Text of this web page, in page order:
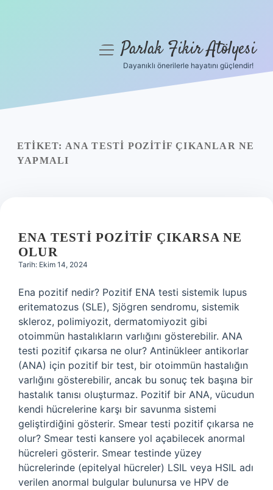
Yasal Uyarı
menüyüParlak Fikir Atölyesi
Dayanıklı önerilerle hayatını güçlendir!
ETIKET: ANA TESTI POZITIF ÇIKANLAR NE
YAPMALI
ENA TESTI POZITIF ÇIKARSA NE
OLUR
Tarih: Ekim 14, 2024
Ena pozitif nedir? Pozitif ENA testi sistemik lupus
eritematozus (SLE), Sjögren sendromu, sistemik
skleroz, polimiyozit, dermatomiyozit gibi
otoimmün hastalıkların varlığını gösterebilir. ANA
testi pozitif çıkarsa ne olur? Antinükleer antikorlar
(ANA) için pozitif bir test, bir otoimmün hastalığın
varlığını gösterebilir, ancak bu sonuç tek başına bir
hastalık tanısı oluşturmaz. Pozitif bir ANA, vücudun
kendi hücrelerine karşı bir savunma sistemi
geliştirdiğini gösterir. Smear testi pozitif çıkarsa ne
olur? Smear testi kansere yol açabilecek anormal
hücreleri gösterir. Smear testinde yüzey
hücrelerinde (epitelyal hücreler) LSIL veya HSIL adı
verilen anormal bulgular bulunursa ve HPV de